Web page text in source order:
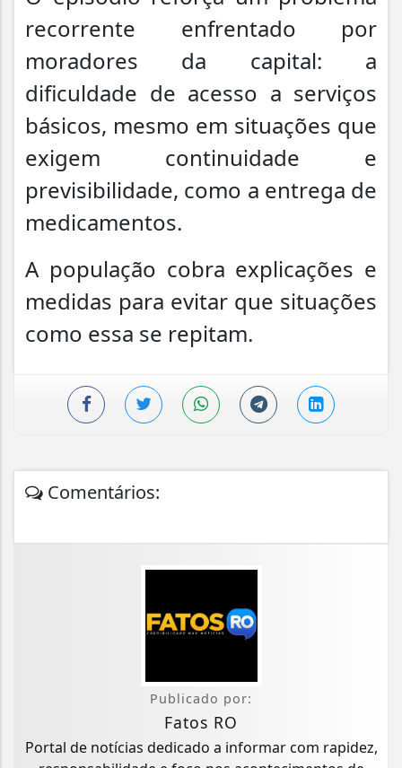
recorrente enfrentado por
moradores da capital: a
dificuldade de acesso a serviços
básicos, mesmo em situações que
exigem continuidade e
previsibilidade, como a entrega de
medicamentos.
A população cobra explicações e
medidas para evitar que situações
como essa se repitam.
Comentários:
Publicado por:
Fatos RO
Portal de notícias dedicado a informar com rapidez,